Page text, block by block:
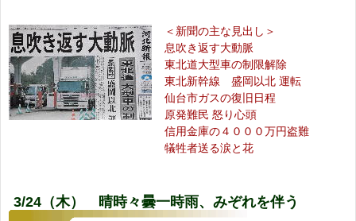
＜新聞の主な見出し＞
息吹き返す大動脈
東北道大型車の制限解除
東北新幹線 盛岡以北 運転
仙台市ガスの復旧日程
原発難民 怒り心頭
信用金庫の４０００万円盗難
犠牲者送る涙と花
3/24（木） 晴時々曇一時雨、みぞれを伴う